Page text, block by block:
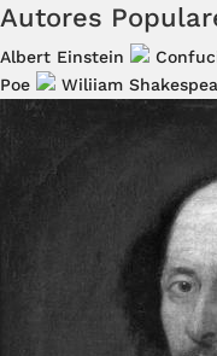
Autores
Albert Einstein
Poe
Wiliiam